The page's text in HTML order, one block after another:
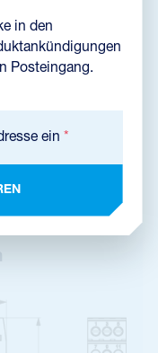
in den
Posteingang.
ein *